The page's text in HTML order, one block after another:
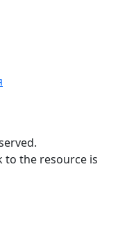
to the resource is